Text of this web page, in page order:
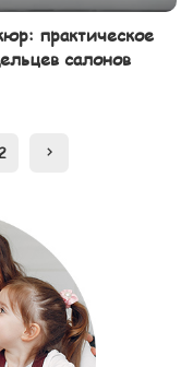
практическое
салонов